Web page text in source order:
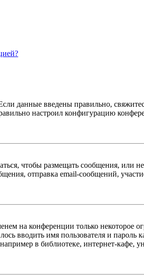
данные введены правильно,
настроил конфигурацию
чтобы размещать сообщения, или
отправка email-сообщений,
на конференции только некоторое
вводить имя пользователя и пароль
в библиотеке, интернет-кафе,